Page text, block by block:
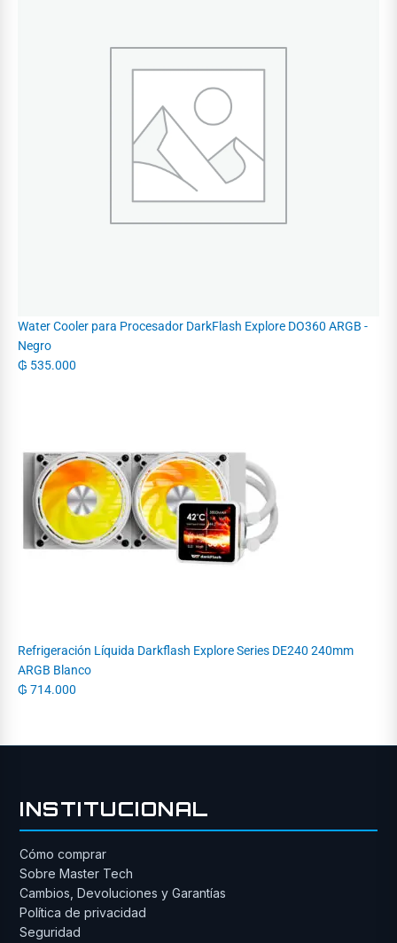
Water Cooler para Procesador DarkFlash Explore DO360 ARGB -
Negro
₲ 535.000
Refrigeración Líquida Darkflash Explore Series DE240 240mm
ARGB Blanco
₲ 714.000
INSTITUCIONAL
Cómo comprar
Sobre Master Tech
Cambios, Devoluciones y Garantías
Política de privacidad
Seguridad